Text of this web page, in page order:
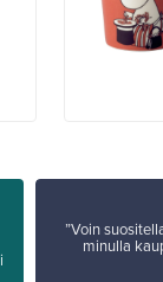
”Voin
minulla